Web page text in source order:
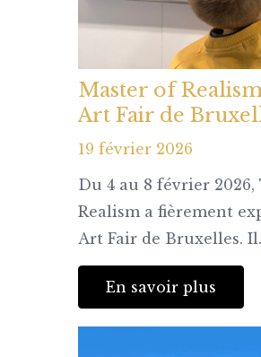
Master of
Art Fair de
19 février 2026
Du 4 au 8 février
Realism a fièrement
Art Fair de Bruxelles.
En savoir plus